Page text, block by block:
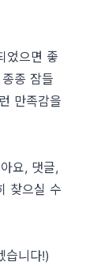
었으면 좋
종 잠들
만족감을
요, 댓글,
찾으실 수
습니다!)